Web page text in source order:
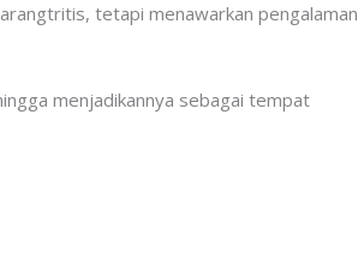
tetapi menawarkan pengalaman
menjadikannya sebagai tempat